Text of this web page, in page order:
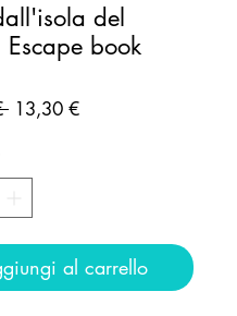
del
Escape book
Prezzo
13,30 €Prezzo
al carrello